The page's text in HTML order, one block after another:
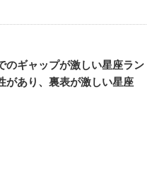
のギャップが激しい星座ラン
があり、裏表が激しい星座